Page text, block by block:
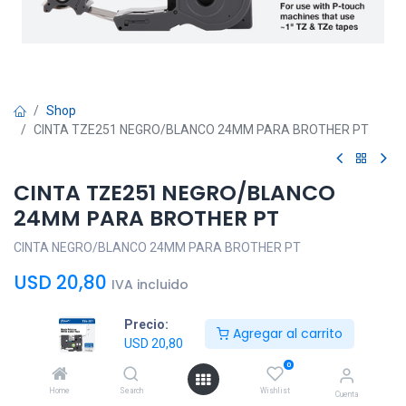
Precio:
USD 20,80
Agregar al carrito
Home Search
0
Wishlist Cuenta
Shop
CINTA TZE251 NEGRO/BLANCO 24MM PARA BROTHER PT
CINTA TZE251 NEGRO/BLANCO
24MM PARA BROTHER PT
CINTA NEGRO/BLANCO 24MM PARA BROTHER PT
USD 20,80 IVA incluido
Agregar al
Comprar